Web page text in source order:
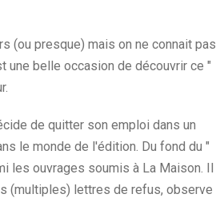
(ou presque) mais on ne connait pas
une belle occasion de découvrir ce "
de quitter son emploi dans un
le monde de l'édition. Du fond du "
les ouvrages soumis à La Maison. Il
(multiples) lettres de refus, observe